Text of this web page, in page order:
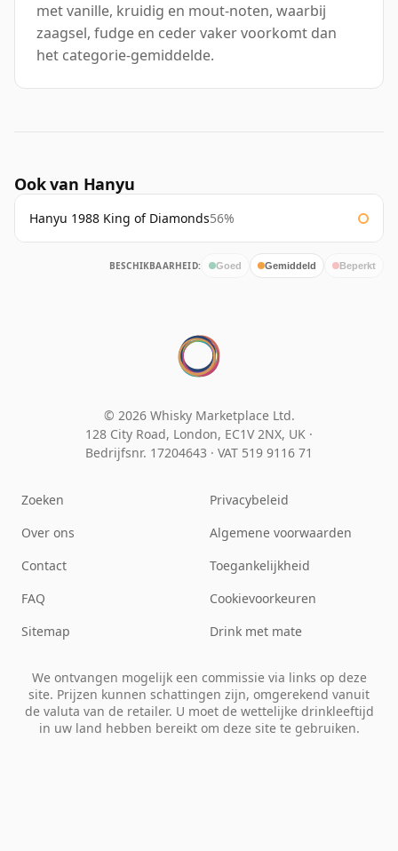
met vanille, kruidig en mout-noten, waarbij
zaagsel, fudge en ceder vaker voorkomt dan
het categorie-gemiddelde.
Ook van Hanyu
Hanyu 1988 King of Diamonds56%
BESCHIKBAARHEID: Goed Gemiddeld Beperkt
© 2026 Whisky Marketplace Ltd.
128 City Road, London, EC1V 2NX, UK ·
Bedrijfsnr. 17204643 · VAT 519 9116 71
Zoeken
Over ons
Contact
FAQ
Sitemap
Privacybeleid
Algemene voorwaarden
Toegankelijkheid
Cookievoorkeuren
Drink met mate
We ontvangen mogelijk een commissie via links op deze
site. Prijzen kunnen schattingen zijn, omgerekend vanuit
de valuta van de retailer. U moet de wettelijke drinkleeftijd
in uw land hebben bereikt om deze site te gebruiken.